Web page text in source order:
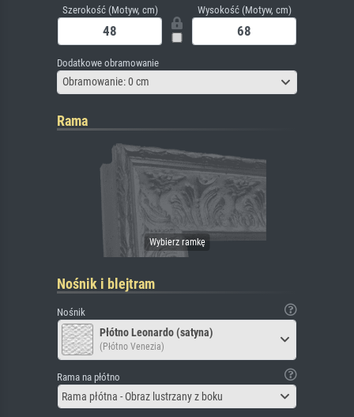
Szerokość (Motyw, cm) Wysokość (Motyw, cm)
Dodatkowe obramowanie
Obramowanie: 0 cm
Rama
Nośnik i blejtram
Nośnik
Płótno Leonardo (satyna)
(Płótno Venezia)
Rama na płótno
Rama płótna - Obraz lustrzany z boku